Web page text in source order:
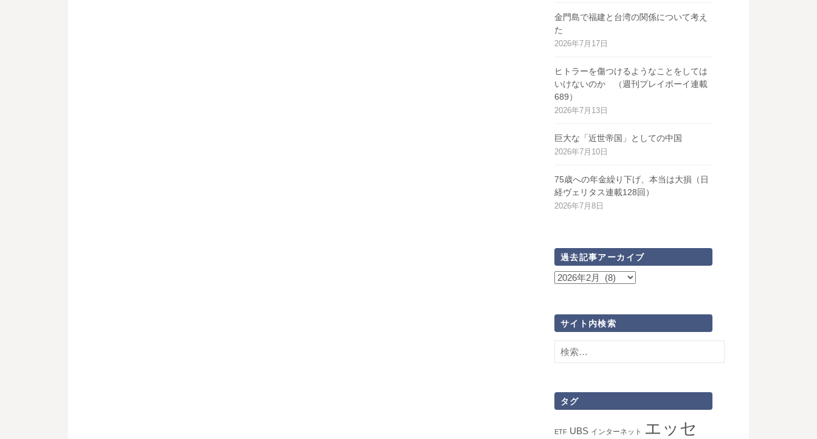
金門島で福建と台湾の関係について考え
た
2026年7月17日
ヒトラーを傷つけるようなことをしては
いけないのか （週刊プレイボーイ連載
689）
2026年7月13日
巨大な「近世帝国」としての中国
2026年7月10日
75歳への年金繰り下げ、本当は大損（日
経ヴェリタス連載128回）
2026年7月8日
過去記事アーカイブ
過
事
ー
カ
ブ
サイト内検索
検
索:
タグ
ETF UBS インターネット
エッセ